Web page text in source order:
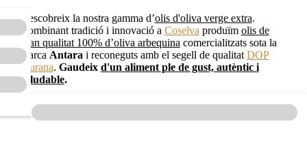
Descobreix la nostra gamma d’olis d'oliva verge extra.
Combinant tradició i innovació a Coselva produïm olis de
gran qualitat 100% d’oliva arbequina comercialitzats sota la
marca Antara i reconeguts amb el segell de qualitat DOP
Siurana. Gaudeix d'un aliment ple de gust, autèntic i
saludable.